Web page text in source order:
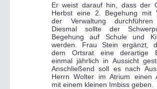
Er weist darauf hin, dass der
Herbst eine 2. Begehung mit
der Verwaltung durchführen
Diesmal sollte der
Begehung auf Schule und
werden. Frau Stein ergänzt,
dem Ortsrat eine derartige
einmal jährlich in Aussicht
Anschließend soll es nach
Herrn Wolter im Atrium einen
mit einem kleinen Imbiss geben.